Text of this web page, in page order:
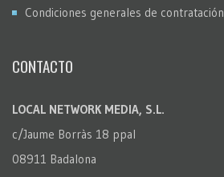
Condiciones generales de contratación
CONTACTO
LOCAL NETWORK MEDIA, S.L.
c/Jaume Borràs 18 ppal
08911 Badalona